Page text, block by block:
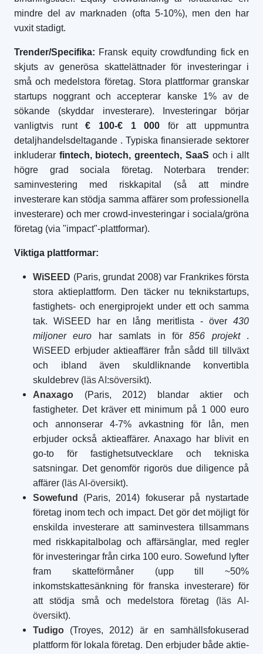
mindre del av marknaden (ofta 5-10%), men den har
vuxit stadigt.
Trender/Specifika: Fransk equity crowdfunding fick en
skjuts av generösa skattelättnader för investeringar i
små och medelstora företag. Stora plattformar granskar
startups noggrant och accepterar kanske 1% av de
sökande (skyddar investerare). Investeringar börjar
vanligtvis runt€ 100-€ 1 000 för att uppmuntra
detaljhandelsdeltagande . Typiska finansierade sektorer
inkluderar fintech, biotech, greentech, SaaS och i allt
högre grad sociala företag. Noterbara trender:
saminvestering med riskkapital (så att mindre
investerare kan stödja samma affärer som professionella
investerare) och mer crowd-investeringar i sociala/gröna
företag (via "impact"-plattformar).
Viktiga plattformar:
WiSEED (Paris, grundat 2008) var Frankrikes första
stora aktieplattform. Den täcker nu teknikstartups,
fastighets- och energiprojekt under ett och samma
tak. WiSEED har en lång meritlista - över 430
miljoner euro har samlats in för856 projekt
.
WiSEED erbjuder aktieaffärer från sådd till tillväxt
och ibland även skuldliknande konvertibla
skuldebrev ( läs AI :söversikt).
Anaxago (Paris, 2012) blandar aktier och
fastigheter. Det kräver ett minimum på 1 000 euro
och annonserar 4-7% avkastning för lån, men
erbjuder också aktieaffärer. Anaxago har blivit en
go-to för fastighetsutvecklare och tekniska
satsningar. Det genomför rigorös due diligence på
affärer ( läs AI-översikt).
Sowefund
(Paris, 2014) fokuserar på nystartade
företag inom tech och impact. Det gör det möjligt för
enskilda investerare att saminvestera tillsammans
med riskkapitalbolag och affärsänglar, med regler
för investeringar från cirka 100 euro. Sowefund lyfter
fram skatteförmåner (upp till ~50%
inkomstskattesänkning för franska investerare) för
att stödja små och medelstora företag (läs AI-
översikt).
Tudigo (Troyes, 2012) är en samhällsfokuserad
plattform för lokala företag. Den erbjuder både aktie-